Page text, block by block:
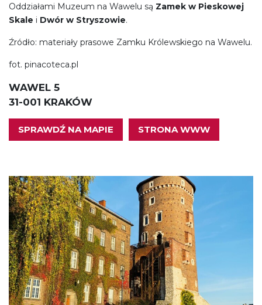
Oddziałami Muzeum na Wawelu są Zamek w Pieskowej
Skale i Dwór w Stryszowie.
Źródło: materiały prasowe Zamku Królewskiego na Wawelu.
fot. pinacoteca.pl
WAWEL 5
31-001 KRAKÓW
SPRAWDŹ NA MAPIE STRONA WWW